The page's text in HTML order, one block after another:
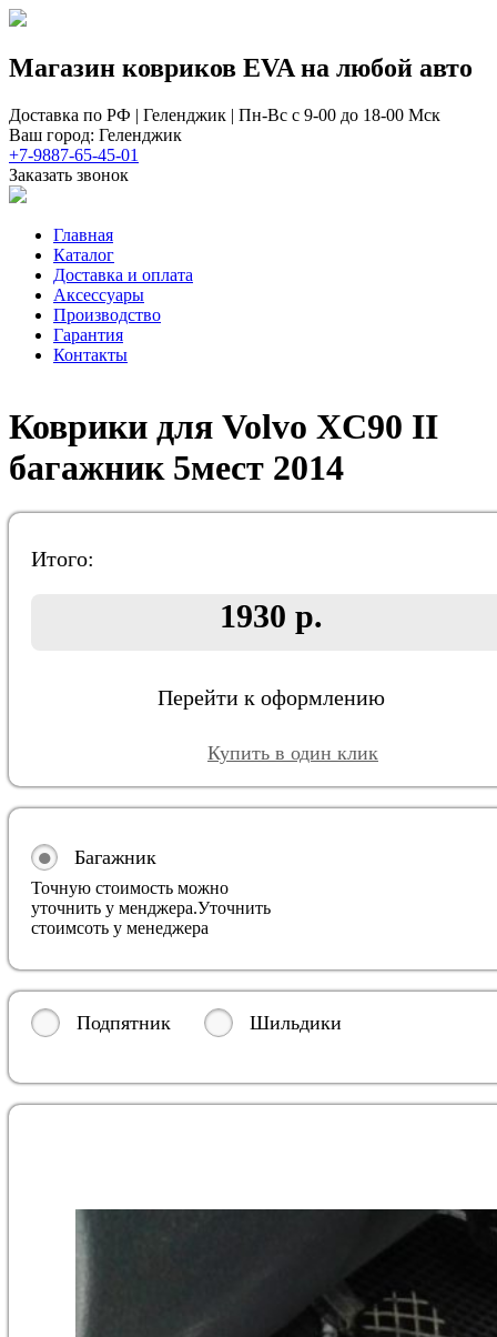
Магазин ковриков EVA ​на любой авто
Доставка по РФ | Геленджик | Пн-Вс с 9-00 до 18-00 Мск
Ваш город: Геленджик
+7-9887-65-45-01
Заказать звонок
Главная
Каталог
Доставка и оплата
Аксессуары
Производство
Гарантия
Контакты
Коврики для Volvo XC90 II
багажник 5мест 2014
Итого:
1930 р.
Перейти к оформлению
Купить в один клик
Багажник
Точную стоимость можно
уточнить у менджера.Уточнить
стоимсоть у менеджера
Подпятник Шильдики